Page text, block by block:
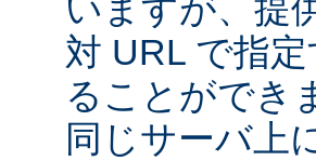
いますが、提
対 URL で指
ることができ
同じサーバ上